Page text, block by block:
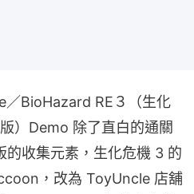
BioHazard RE３（生化
）Demo 除了直白的通關
的收集元素，生化危機 3 的
，改為 ToyUncle 店舖